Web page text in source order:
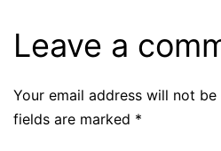
Leave a
Your email address will not be
fields are marked *